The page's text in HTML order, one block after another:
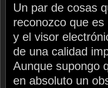
Un par de cosas
reconozco que
y el visor
de una calidad
Aunque supongo
en absoluto un